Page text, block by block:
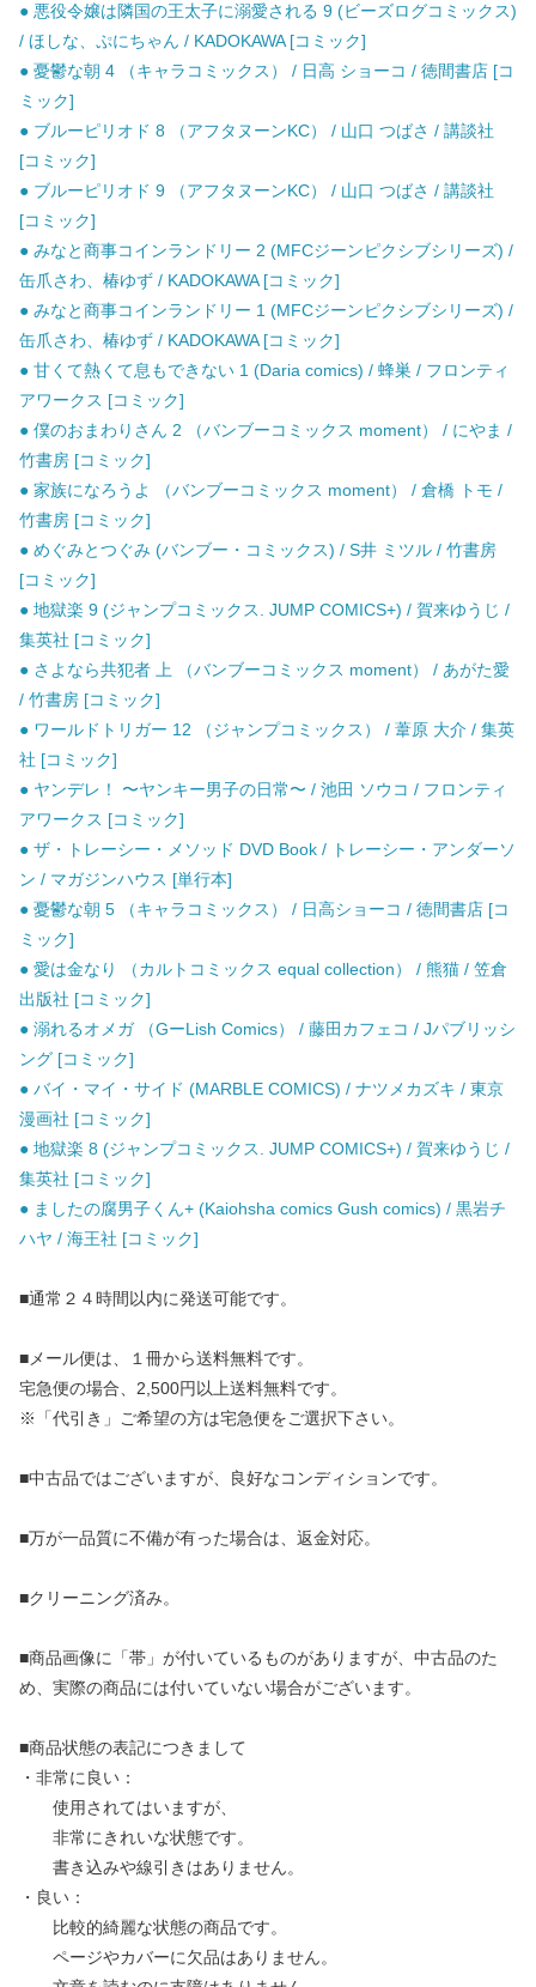
● 悪役令嬢は隣国の王太子に溺愛される 9 (ビーズログコミックス)
/ ほしな、ぷにちゃん / KADOKAWA [コミック]
● 憂鬱な朝 4 （キャラコミックス） / 日高 ショーコ / 徳間書店 [コ
ミック]
● ブルーピリオド 8 （アフタヌーンKC） / 山口 つばさ / 講談社
[コミック]
● ブルーピリオド 9 （アフタヌーンKC） / 山口 つばさ / 講談社
[コミック]
● みなと商事コインランドリー 2 (MFCジーンピクシブシリーズ) /
缶爪さわ、椿ゆず / KADOKAWA [コミック]
● みなと商事コインランドリー 1 (MFCジーンピクシブシリーズ) /
缶爪さわ、椿ゆず / KADOKAWA [コミック]
● 甘くて熱くて息もできない 1 (Daria comics) / 蜂巣 / フロンティ
アワークス [コミック]
● 僕のおまわりさん 2 （バンブーコミックス moment） / にやま /
竹書房 [コミック]
● 家族になろうよ （バンブーコミックス moment） / 倉橋 トモ /
竹書房 [コミック]
● めぐみとつぐみ (バンブー・コミックス) / S井 ミツル / 竹書房
[コミック]
● 地獄楽 9 (ジャンプコミックス. JUMP COMICS+) / 賀来ゆうじ /
集英社 [コミック]
● さよなら共犯者 上 （バンブーコミックス moment） / あがた愛
/ 竹書房 [コミック]
● ワールドトリガー 12 （ジャンプコミックス） / 葦原 大介 / 集英
社 [コミック]
● ヤンデレ！ 〜ヤンキー男子の日常〜 / 池田 ソウコ / フロンティ
アワークス [コミック]
● ザ・トレーシー・メソッド DVD Book / トレーシー・アンダーソ
ン / マガジンハウス [単行本]
● 憂鬱な朝 5 （キャラコミックス） / 日高ショーコ / 徳間書店 [コ
ミック]
● 愛は金なり （カルトコミックス equal collection） / 熊猫 / 笠倉
出版社 [コミック]
● 溺れるオメガ （GーLish Comics） / 藤田カフェコ / Jパブリッシ
ング [コミック]
● バイ・マイ・サイド (MARBLE COMICS) / ナツメカズキ / 東京
漫画社 [コミック]
● 地獄楽 8 (ジャンプコミックス. JUMP COMICS+) / 賀来ゆうじ /
集英社 [コミック]
● ましたの腐男子くん+ (Kaiohsha comics Gush comics) / 黒岩チ
ハヤ / 海王社 [コミック]
■通常２４時間以内に発送可能です。
■メール便は、１冊から送料無料です。
宅急便の場合、2,500円以上送料無料です。
※「代引き」ご希望の方は宅急便をご選択下さい。
■中古品ではございますが、良好なコンディションです。
■万が一品質に不備が有った場合は、返金対応。
■クリーニング済み。
■商品画像に「帯」が付いているものがありますが、中古品のた
め、実際の商品には付いていない場合がございます。
■商品状態の表記につきまして
・非常に良い：
使用されてはいますが、
非常にきれいな状態です。
書き込みや線引きはありません。
・良い：
比較的綺麗な状態の商品です。
ページやカバーに欠品はありません。